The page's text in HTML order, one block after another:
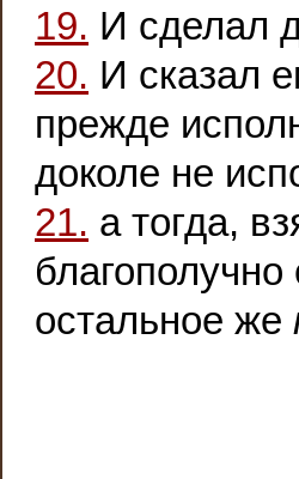
19. И сделал
20. И сказал
прежде
доколе не
21. а тогда,
остальное же